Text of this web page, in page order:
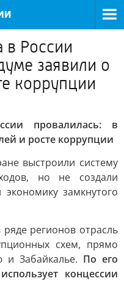
России
заявили о
коррупции
провалилась: в
и росте коррупции
выстроили систему
но не создали
замкнутого
регионов отрасль
схем, прямо
и Забайкалье. По его
концессии